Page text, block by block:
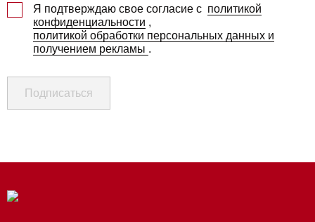
Я подтверждаю свое согласие с политикой
конфиденциальности ,
политикой обработки персональных данных и
получением рекламы .
Подписаться